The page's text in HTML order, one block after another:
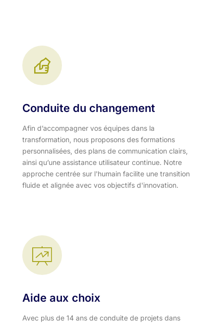
Conduite du changement
Afin d’accompagner vos équipes dans la
transformation, nous proposons des formations
personnalisées, des plans de communication clairs,
ainsi qu’une assistance utilisateur continue. Notre
approche centrée sur l'humain facilite une transition
fluide et alignée avec vos objectifs d'innovation.​
Aide aux choix
Avec plus de 14 ans de conduite de projets dans